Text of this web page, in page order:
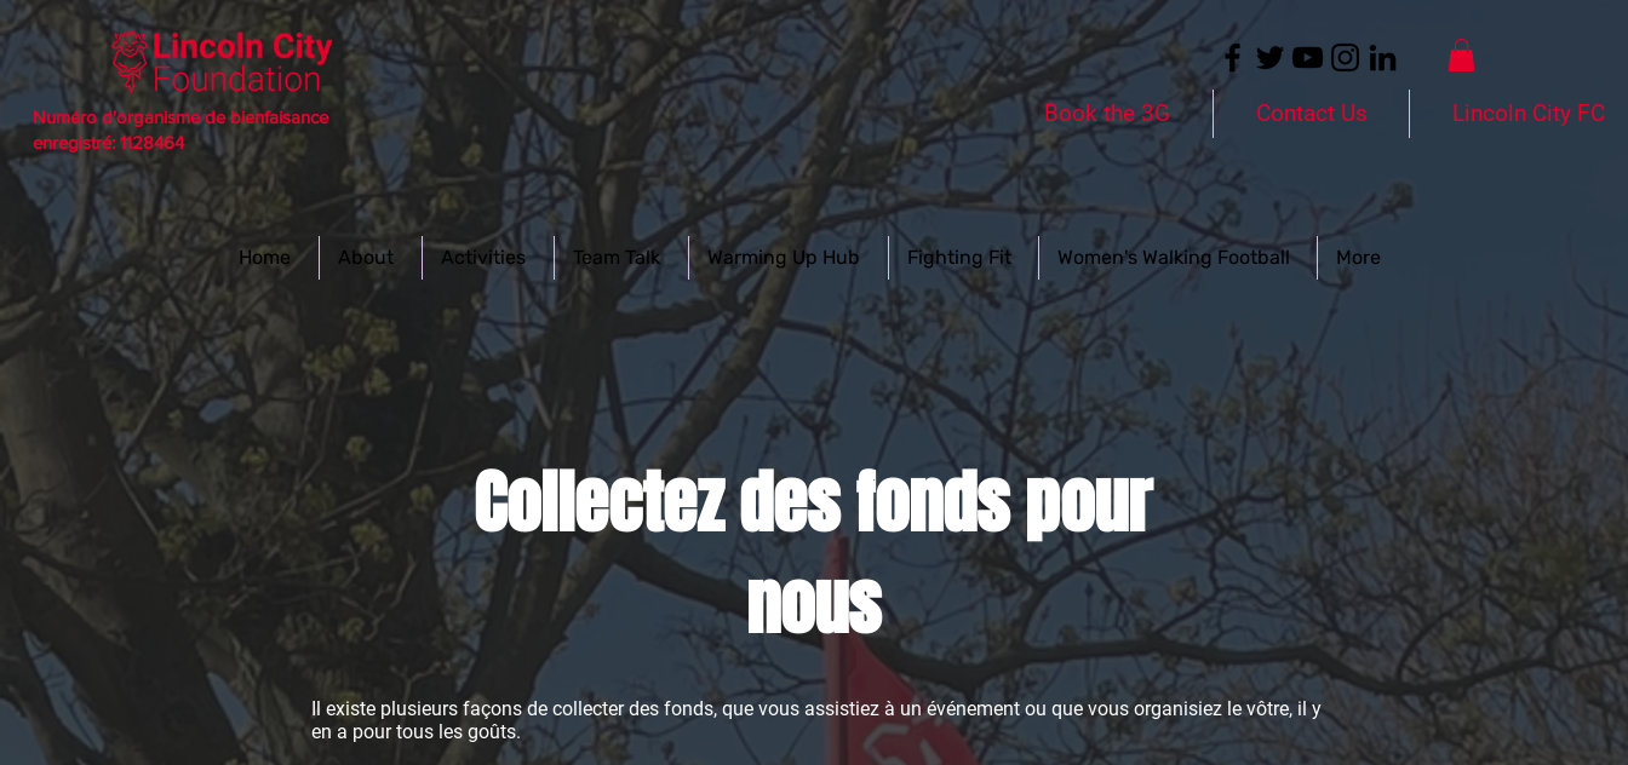
Numéro d'organisme de bienfaisance
enregistré: 1128464
Book the 3G Contact Us Lincoln City FC
Home About Activities Team Talk Warming Up Hub Fighting Fit Women's Walking Football More
Collectez des fonds pour
nous
Il existe plusieurs façons de collecter des fonds, que vous assistiez à un événement ou que vous organisiez le vôtre, il y
en a pour tous les goûts.